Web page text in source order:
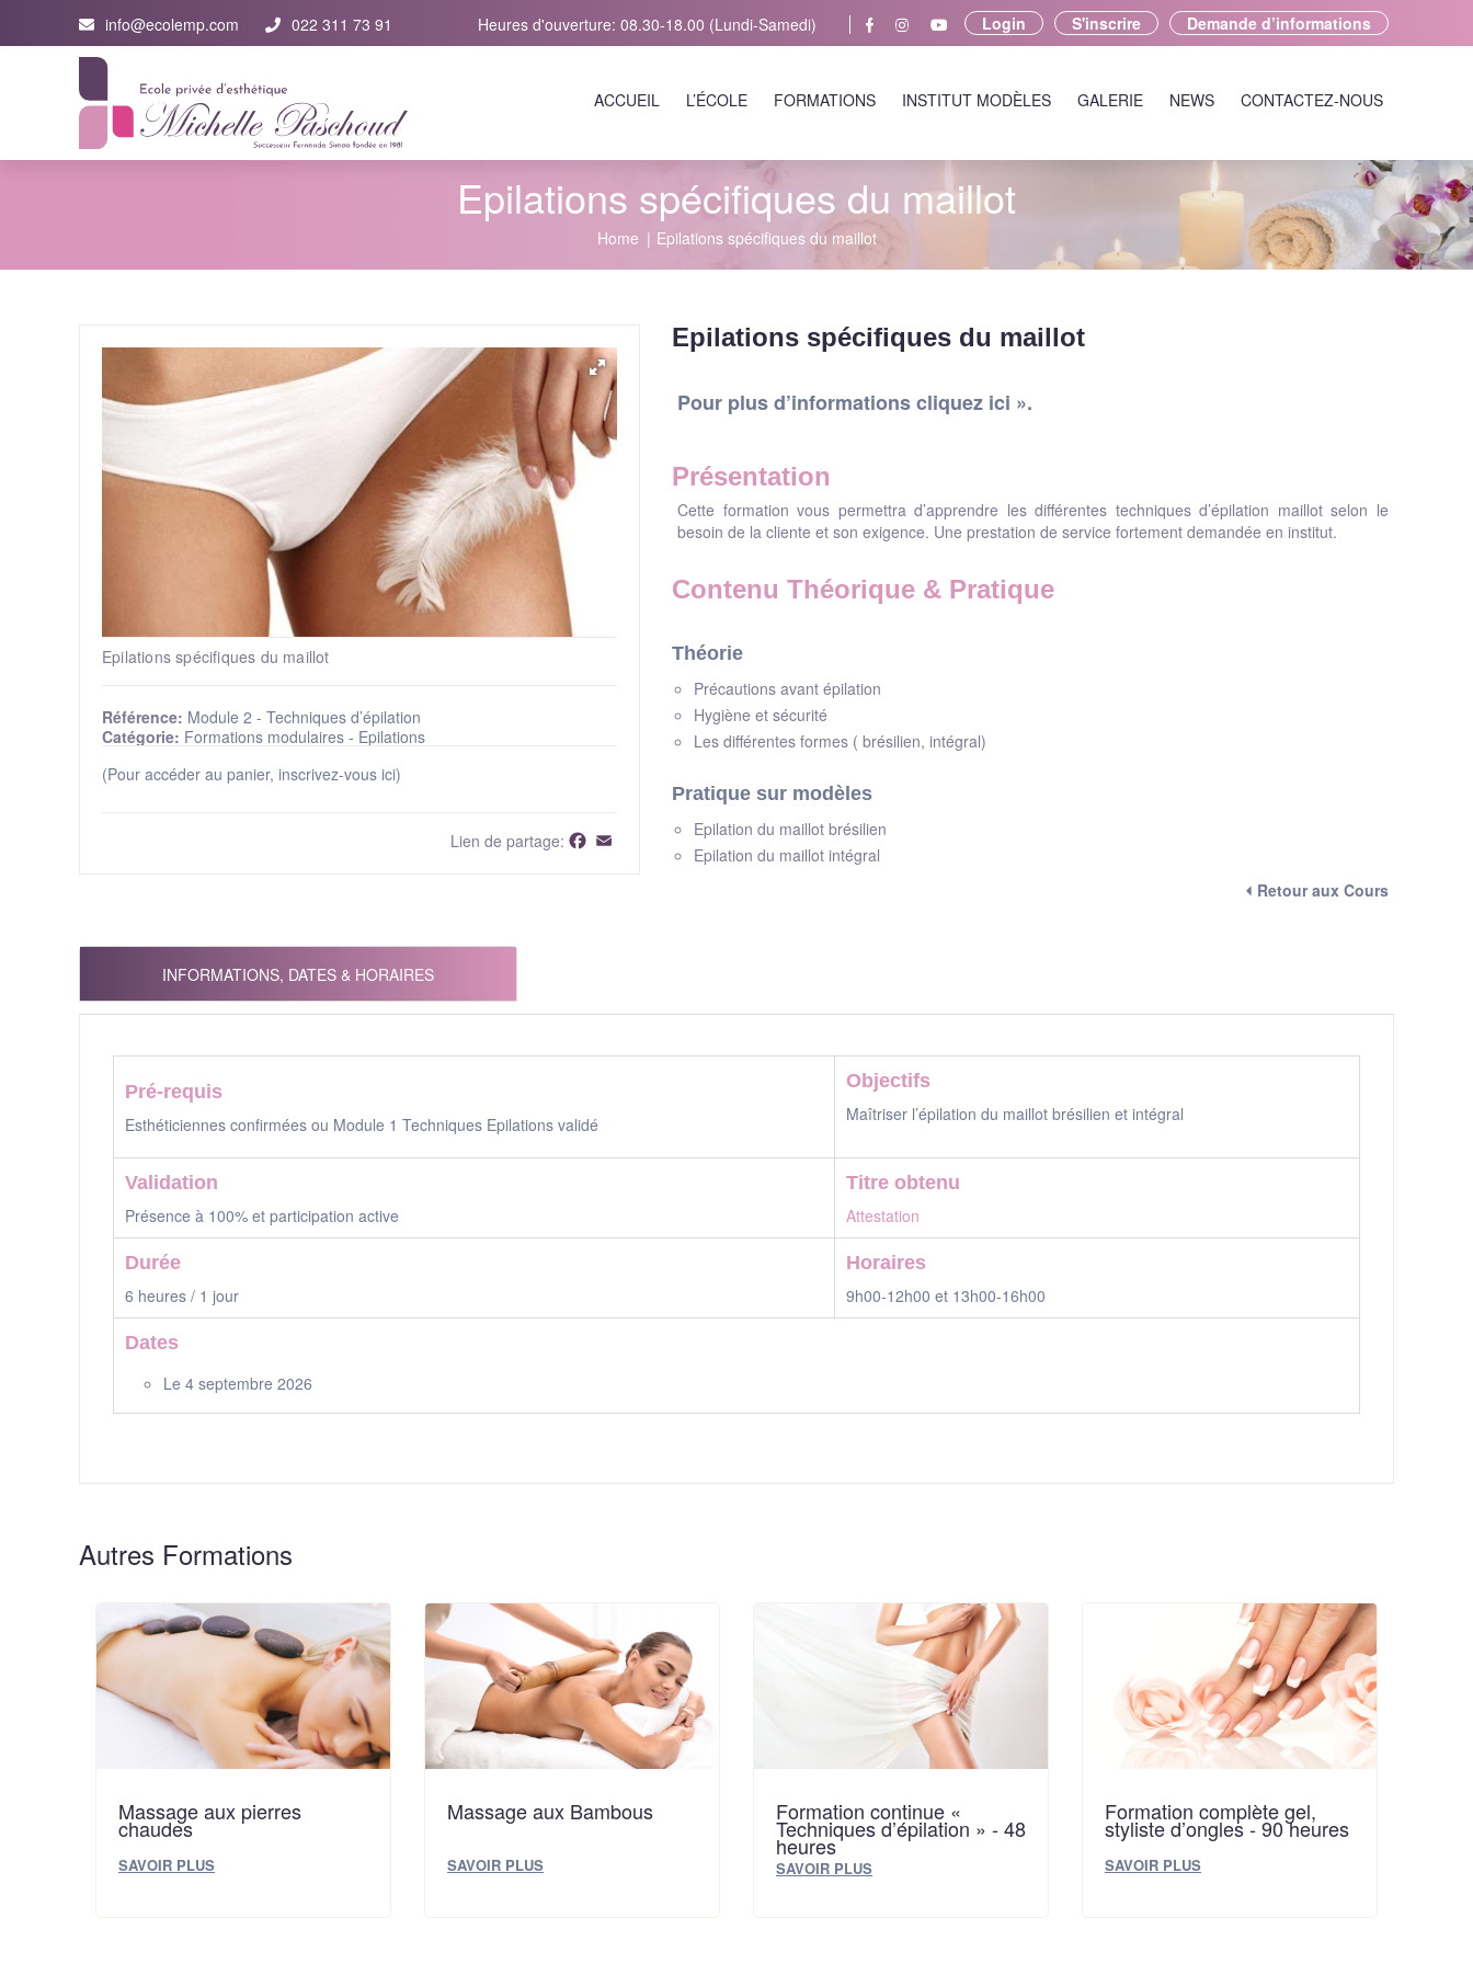
info@ecolemp.com 022 311 73 91 Heures d'ouverture: 08.30-18.00 (Lundi-Samedi) Demande d’informations
S'inscrire
Login
ACCUEIL L’ÉCOLE FORMATIONS INSTITUT MODÈLES GALERIE NEWS CONTACTEZ-NOUS
Epilations spécifiques du maillot
Home Epilations spécifiques du maillot
Epilations spécifiques du maillot
Référence: Module 2 - Techniques d’épilation
Catégorie: Formations modulaires - Epilations
(Pour accéder au panier, inscrivez-vous ici)
Lien de partage: Facebook
Epilations spécifiques du maillot
Pour plus d’informations cliquez ici ».
Présentation
Cette formation vous permettra d’apprendre les différentes techniques d’épilation maillot selon le
besoin de la cliente et son exigence. Une prestation de service fortement demandée en institut.
Contenu Théorique & Pratique
Théorie
Précautions avant épilation
Hygiène et sécurité
Les différentes formes ( brésilien, intégral)
Pratique sur modèles
Epilation du maillot brésilien
Epilation du maillot intégral
⏴ Retour aux Cours
INFORMATIONS, DATES & HORAIRES
Pré-requis
Esthéticiennes confirmées ou Module 1 Techniques Epilations validé
Objectifs
Maîtriser l’épilation du maillot brésilien et intégral
Validation
Présence à 100% et participation active
Titre obtenu
Attestation
Durée
6 heures / 1 jour
Horaires
9h00-12h00 et 13h00-16h00
Dates
Le 4 septembre 2026
Autres Formations
Massage aux pierres
chaudes
SAVOIR PLUS
Massage aux Bambous
SAVOIR PLUS
Formation continue «
Techniques d’épilation » - 48
heures
SAVOIR PLUS
Formation complète gel,
styliste d’ongles - 90 heures
SAVOIR PLUS